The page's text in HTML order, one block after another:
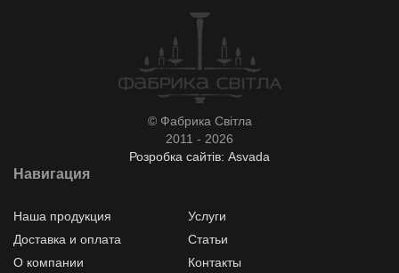
© Фабрика Світла
2011 - 2026
Розробка сайтів: Asvada
Навигация
Наша продукция
Услуги
Доставка и оплата
Статьи
О компании
Контакты